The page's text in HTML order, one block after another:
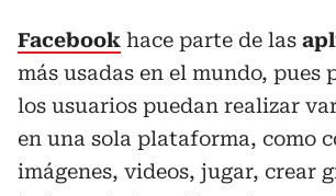
Facebook hace parte de las
más usadas en el mundo, pues
los usuarios puedan realizar
en una sola plataforma, como
imágenes, videos, jugar, crear